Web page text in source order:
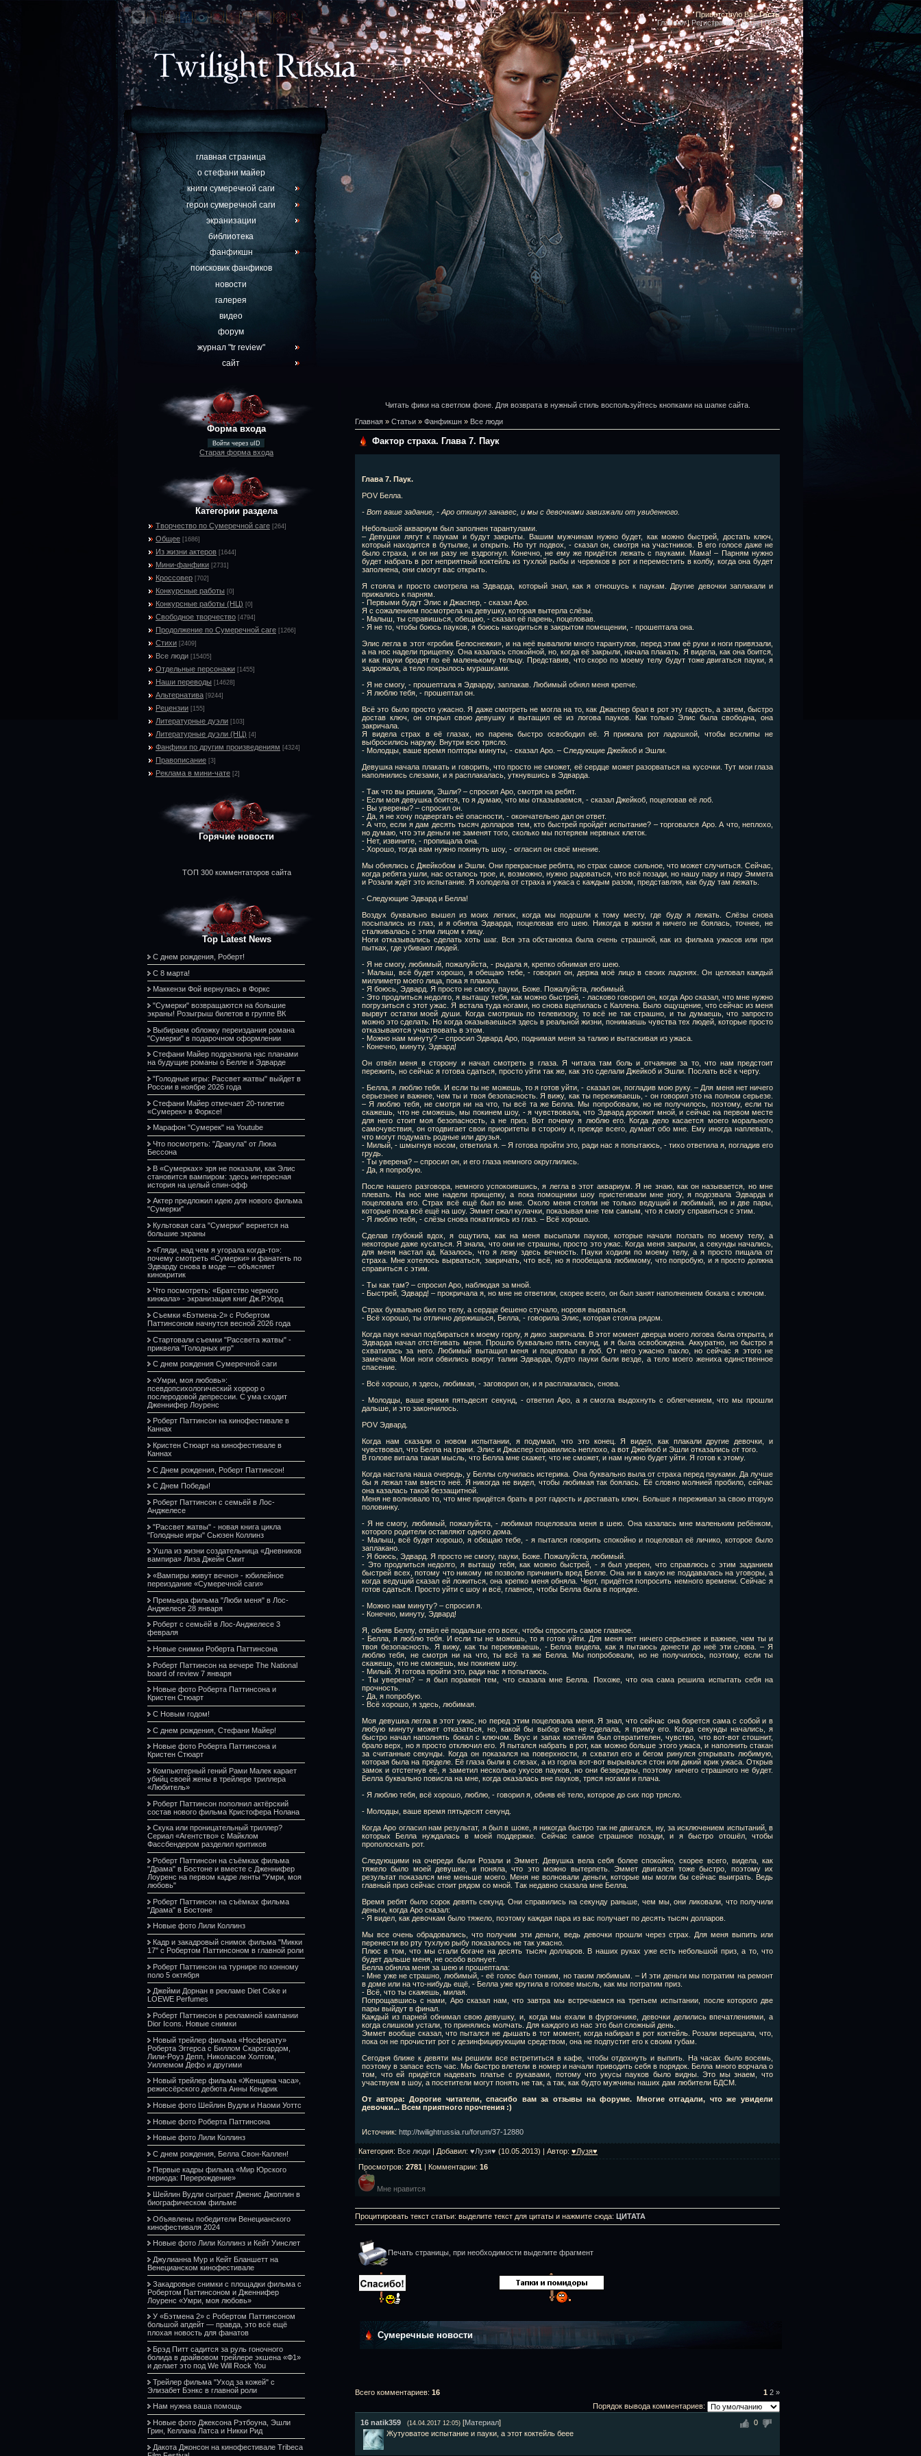
Приветствую Вас Гость
Главная|Регистрация|Вход|RSS
главная страница
о стефани майер
книги сумеречной саги
герои сумеречной саги
экранизации
библиотека
фанфикшн
поисковик фанфиков
новости
галерея
видео
форум
журнал "tr review"
сайт
Форма входа
Войти через uID
Старая форма входа
Категории раздела
Творчество по Сумеречной саге [264]
Общее [1686]
Из жизни актеров [1644]
Мини-фанфики [2731]
Кроссовер [702]
Конкурсные работы [0]
Конкурсные работы (НЦ) [0]
Свободное творчество [4794]
Продолжение по Сумеречной саге [1266]
Стихи [2409]
Все люди [15405]
Отдельные персонажи [1455]
Наши переводы [14628]
Альтернатива [9244]
Рецензии [155]
Литературные дуэли [103]
Литературные дуэли (НЦ) [4]
Фанфики по другим произведениям [4324]
Правописание [3]
Реклама в мини-чате [2]
Горячие новости
ТОП 300 комментаторов сайта
Top Latest News
С днем рождения, Роберт!
С 8 марта!
Маккензи Фой вернулась в Форкс
"Сумерки" возвращаются на большие
экраны! Розыгрыш билетов в группе ВК
Выбираем обложку переиздания романа
"Сумерки" в подарочном оформлении
Стефани Майер подразнила нас планами
на будущие романы о Белле и Эдварде
"Голодные игры: Рассвет жатвы" выйдет в
России в ноябре 2026 года
Стефани Майер отмечает 20-тилетие
«Сумерек» в Форксе!
Марафон "Сумерек" на Youtube
Что посмотреть: "Дракула" от Люка
Бессона
В «Сумерках» зря не показали, как Элис
становится вампиром: здесь интересная
история на целый спин-офф
Актер предложил идею для нового фильма
"Сумерки"
Культовая сага "Сумерки" вернется на
большие экраны
«Гляди, над чем я угорала когда-то»:
почему смотреть «Сумерки» и фанатеть по
Эдварду снова в моде — объясняет
кинокритик
Что посмотреть: «Братство черного
кинжала» - экранизация книг Дж.Р.Уорд
Съемки «Бэтмена-2» с Робертом
Паттинсоном начнутся весной 2026 года
Стартовали съемки "Рассвета жатвы" -
приквела "Голодных игр"
С днем рождения Сумеречной саги
«Умри, моя любовь»:
псевдопсихологический хоррор о
послеродовой депрессии. С ума сходит
Дженнифер Лоуренс
Роберт Паттинсон на кинофестивале в
Каннах
Кристен Стюарт на кинофестивале в
Каннах
С Днем рождения, Роберт Паттинсон!
С Днем Победы!
Роберт Паттинсон с семьёй в Лос-
Анджелесе
"Рассвет жатвы" - новая книга цикла
"Голодные игры" Сьюзен Коллинз
Ушла из жизни создательница «Дневников
вампира» Лиза Джейн Смит
«Вампиры живут вечно» - юбилейное
переиздание «Сумеречной саги»
Премьера фильма "Люби меня" в Лос-
Анджелесе 28 января
Роберт с семьёй в Лос-Анджелесе 3
февраля
Новые снимки Роберта Паттинсона
Роберт Паттинсон на вечере The National
board of review 7 января
Новые фото Роберта Паттинсона и
Кристен Стюарт
С Новым годом!
С днем рождения, Стефани Майер!
Новые фото Роберта Паттинсона и
Кристен Стюарт
Компьютерный гений Рами Малек карает
убийц своей жены в трейлере триллера
«Любитель»
Роберт Паттинсон пополнил актёрский
состав нового фильма Кристофера Нолана
Скука или проницательный триллер?
Сериал «Агентство» с Майклом
Фассбендером разделил критиков
Роберт Паттинсон на съёмках фильма
"Драма" в Бостоне и вместе с Дженнифер
Лоуренс на первом кадре ленты "Умри, моя
любовь"
Роберт Паттинсон на съёмках фильма
"Драма" в Бостоне
Новые фото Лили Коллинз
Кадр и закадровый снимок фильма "Микки
17" с Робертом Паттинсоном в главной роли
Роберт Паттинсон на турнире по конному
поло 5 октября
Джейми Дорнан в рекламе Diet Coke и
LOEWE Perfumes
Роберт Паттинсон в рекламной кампании
Dior Icons. Новые снимки
Новый трейлер фильма «Носферату»
Роберта Эггерса с Биллом Скарсгардом,
Лили-Роуз Депп, Николасом Холтом,
Уиллемом Дефо и другими
Новый трейлер фильма «Женщина часа»,
режиссёрского дебюта Анны Кендрик
Новые фото Шейлин Вудли и Наоми Уоттс
Новые фото Роберта Паттинсона
Новые фото Лили Коллинз
С днем рождения, Белла Свон-Каллен!
Первые кадры фильма «Мир Юрского
периода: Перерождение»
Шейлин Вудли сыграет Дженис Джоплин в
биографическом фильме
Объявлены победители Венецианского
кинофестиваля 2024
Новые фото Лили Коллинз и Кейт Уинслет
Джулианна Мур и Кейт Бланшетт на
Венецианском кинофестивале
Закадровые снимки с площадки фильма с
Робертом Паттинсоном и Дженнифер
Лоуренс «Умри, моя любовь»
У «Бэтмена 2» с Робертом Паттинсоном
большой апдейт — правда, это всё ещё
плохая новость для фанатов
Брэд Питт садится за руль гоночного
болида в драйвовом трейлере экшена «Ф1»
и делает это под We Will Rock You
Трейлер фильма "Уход за кожей" с
Элизабет Бэнкс в главной роли
Нам нужна ваша помощь
Новые фото Джексона Рэтбоуна, Эшли
Грин, Келлана Латса и Никки Рид
Дакота Джонсон на кинофестивале Tribeca
Читать фики на светлом фоне. Для возврата в нужный стиль воспользуйтесь кнопками на шапке сайта.
Главная » Статьи » Фанфикшн » Все люди
Фактор страха. Глава 7. Паук
Глава 7. Паук.
POV Белла.
- Вот ваше задание, - Аро откинул занавес, и мы с девочками завизжали от увиденного.
Небольшой аквариум был заполнен тарантулами.
– Девушки лягут к паукам и будут закрыты. Вашим мужчинам нужно будет, как можно быстрей, достать ключ,
который находится в бутылке, и открыть. Но тут подвох, - сказал он, смотря на участников. В его голосе даже не
было страха, и он ни разу не вздрогнул. Конечно, не ему же придётся лежать с пауками. Мама! – Парням нужно
будет набрать в рот неприятный коктейль из тухлой рыбы и червяков в рот и переместить в колбу, когда она будет
заполнена, они смогут вас открыть.
Я стояла и просто смотрела на Эдварда, который знал, как я отношусь к паукам. Другие девочки заплакали и
прижались к парням.
- Первыми будут Элис и Джаспер, - сказал Аро.
Я с сожалением посмотрела на девушку, которая вытерла слёзы.
- Малыш, ты справишься, обещаю, - сказал её парень, поцеловав.
- Я не то, чтобы боюсь пауков, я боюсь находиться в закрытом помещении, - прошептала она.
Элис легла в этот «гробик Белоснежки», и на неё вывалили много тарантулов, перед этим её руки и ноги привязали,
а на нос надели прищепку. Она казалась спокойной, но, когда её закрыли, начала плакать. Я видела, как она боится,
и как пауки бродят по её маленькому тельцу. Представив, что скоро по моему телу будут тоже двигаться пауки, я
задрожала, а тело покрылось мурашками.
- Я не смогу, - прошептала я Эдварду, заплакав. Любимый обнял меня крепче.
- Я люблю тебя, - прошептал он.
Всё это было просто ужасно. Я даже смотреть не могла на то, как Джаспер брал в рот эту гадость, а затем, быстро
достав ключ, он открыл свою девушку и вытащил её из логова пауков. Как только Элис была свободна, она
закричала.
Я видела страх в её глазах, но парень быстро освободил её. Я прижала рот ладошкой, чтобы всхлипы не
выбросились наружу. Внутри всю трясло.
- Молодцы, ваше время полторы минуты, - сказал Аро. – Следующие Джейкоб и Эшли.
Девушка начала плакать и говорить, что просто не сможет, её сердце может разорваться на кусочки. Тут мои глаза
наполнились слезами, и я расплакалась, уткнувшись в Эдварда.
- Так что вы решили, Эшли? – спросил Аро, смотря на ребят.
- Если моя девушка боится, то я думаю, что мы отказываемся, - сказал Джейкоб, поцеловав её лоб.
- Вы уверены? – спросил он.
- Да, я не хочу подвергать её опасности, - окончательно дал он ответ.
- А что, если я дам десять тысяч долларов тем, кто быстрей пройдёт испытание? – торговался Аро. А что, неплохо,
но думаю, что эти деньги не заменят того, сколько мы потеряем нервных клеток.
- Нет, извините, - пропищала она.
- Хорошо, тогда вам нужно покинуть шоу, - огласил он своё мнение.
Мы обнялись с Джейкобом и Эшли. Они прекрасные ребята, но страх самое сильное, что может случиться. Сейчас,
когда ребята ушли, нас осталось трое, и, возможно, нужно радоваться, что всё позади, но нашу пару и пару Эммета
и Розали ждёт это испытание. Я холодела от страха и ужаса с каждым разом, представляя, как буду там лежать.
- Следующие Эдвард и Белла!
Воздух буквально вышел из моих легких, когда мы подошли к тому месту, где буду я лежать. Слёзы снова
посыпались из глаз, и я обняла Эдварда, поцеловав его шею. Никогда в жизни я ничего не боялась, точнее, не
сталкивалась с этим лицом к лицу.
Ноги отказывались сделать хоть шаг. Вся эта обстановка была очень страшной, как из фильма ужасов или при
пытках, где убивают людей.
- Я не смогу, любимый, пожалуйста, - рыдала я, крепко обнимая его шею.
- Малыш, всё будет хорошо, я обещаю тебе, - говорил он, держа моё лицо в своих ладонях. Он целовал каждый
миллиметр моего лица, пока я плакала.
- Я боюсь, Эдвард. Я просто не смогу, пауки, Боже. Пожалуйста, любимый.
- Это продлиться недолго, я вытащу тебя, как можно быстрей, - ласково говорил он, когда Аро сказал, что мне нужно
погрузиться с этот ужас. Я встала туда ногами, но снова вцепилась с Каллена. Было ощущение, что сейчас из меня
вырвут остатки моей души. Когда смотришь по телевизору, то всё не так страшно, и ты думаешь, что запросто
можно это сделать. Но когда оказываешься здесь в реальной жизни, понимаешь чувства тех людей, которые просто
отказываются участвовать в этом.
- Можно нам минуту? – спросил Эдвард Аро, поднимая меня за талию и вытаскивая из ужаса.
- Конечно, минуту, Эдвард!
Он отвёл меня в сторону и начал смотреть в глаза. Я читала там боль и отчаяние за то, что нам предстоит
пережить, но сейчас я готова сдаться, просто уйти так же, как это сделали Джейкоб и Эшли. Послать всё к черту.
- Белла, я люблю тебя. И если ты не можешь, то я готов уйти, - сказал он, погладив мою руку. – Для меня нет ничего
серьезнее и важнее, чем ты и твоя безопасность. Я вижу, как ты переживаешь, - он говорил это на полном серьезе.
– Я люблю тебя, не смотря ни на что, ты всё та же Белла. Мы попробовали, но не получилось, поэтому, если ты
скажешь, что не сможешь, мы покинем шоу, - я чувствовала, что Эдвард дорожит мной, и сейчас на первом месте
для него стоит моя безопасность, а не приз. Вот почему я люблю его. Когда дело касается моего морального
самочувствия, он отодвигает свои приоритеты в сторону и, прежде всего, думает обо мне. Ему иногда наплевать,
что могут подумать родные или друзья.
- Милый, - шмыгнув носом, ответила я. – Я готова пройти это, ради нас я попытаюсь, - тихо ответила я, погладив его
грудь.
- Ты уверена? – спросил он, и его глаза немного округлились.
- Да, я попробую.
После нашего разговора, немного успокоившись, я легла в этот аквариум. Я не знаю, как он называется, но мне
плевать. На нос мне надели прищепку, а пока помощники шоу пристегивали мне ногу, я подозвала Эдварда и
поцеловала его. Страх всё ещё был во мне. Около меня стояли не только ведущий и любимый, но и две пары,
которые пока всё ещё на шоу. Эммет сжал кулачки, показывая мне тем самым, что я смогу справиться с этим.
- Я люблю тебя, - слёзы снова покатились из глаз. – Всё хорошо.
Сделав глубокий вдох, я ощутила, как на меня высыпали пауков, которые начали ползать по моему телу, а
некоторые даже кусаться. Я знала, что они не страшны, просто это ужас. Когда меня закрыли, а секунды начались,
для меня настал ад. Казалось, что я лежу здесь вечность. Пауки ходили по моему телу, а я просто пищала от
страха. Мне хотелось вырваться, закричать, что всё, но я пообещала любимому, что попробую, и я просто должна
справиться с этим.
- Ты как там? – спросил Аро, наблюдая за мной.
- Быстрей, Эдвард! – прокричала я, но мне не ответили, скорее всего, он был занят наполнением бокала с ключом.
Страх буквально бил по телу, а сердце бешено стучало, норовя вырваться.
- Всё хорошо, ты отлично держишься, Белла, - говорила Элис, которая стояла рядом.
Когда паук начал подбираться к моему горлу, я дико закричала. В этот момент дверца моего логова была открыта, и
Эдварда начал отстёгивать меня. Прошло буквально пять секунд, и я была освобождена. Аккуратно, но быстро я
схватилась за него. Любимый вытащил меня и поцеловал в лоб. От него ужасно пахло, но сейчас я этого не
замечала. Мои ноги обвились вокруг талии Эдварда, будто пауки были везде, а тело моего жениха единственное
спасение.
- Всё хорошо, я здесь, любимая, - заговорил он, и я расплакалась, снова.
- Молодцы, ваше время пятьдесят секунд, - ответил Аро, а я смогла выдохнуть с облегчением, что мы прошли
дальше, и это закончилось.
POV Эдвард.
Когда нам сказали о новом испытании, я подумал, что это конец. Я видел, как плакали другие девочки, и
чувствовал, что Белла на грани. Элис и Джаспер справились неплохо, а вот Джейкоб и Эшли отказались от того.
В голове витала такая мысль, что Белла мне скажет, что не сможет, и нам нужно будет уйти. Я готов к этому.
Когда настала наша очередь, у Беллы случилась истерика. Она буквально выла от страха перед пауками. Да лучше
бы я лежал там вместо неё. Я никогда не видел, чтобы любимая так боялась. Её словно молнией пробило, сейчас
она казалась такой беззащитной.
Меня не волновало то, что мне придётся брать в рот гадость и доставать ключ. Больше я переживал за свою вторую
половинку.
- Я не смогу, любимый, пожалуйста, - любимая поцеловала меня в шею. Она казалась мне маленьким ребёнком,
которого родители оставляют одного дома.
- Малыш, всё будет хорошо, я обещаю тебе, - я пытался говорить спокойно и поцеловал её личико, которое было
заплакано.
- Я боюсь, Эдвард. Я просто не смогу, пауки, Боже. Пожалуйста, любимый.
- Это продлиться недолго, я вытащу тебя, как можно быстрей, - я был уверен, что справлюсь с этим заданием
быстрей всех, потому что никому не позволю причинить вред Белле. Она ни в какую не поддавалась на уговоры, а
когда ведущий сказал ей ложиться, она крепко меня обняла. Черт, придётся попросить немного времени. Сейчас я
готов сдаться. Просто уйти с шоу и всё, главное, чтобы Белла была в порядке.
- Можно нам минуту? – спросил я.
- Конечно, минуту, Эдвард!
Я, обняв Беллу, отвёл её подальше ото всех, чтобы спросить самое главное.
- Белла, я люблю тебя. И если ты не можешь, то я готов уйти. Для меня нет ничего серьезнее и важнее, чем ты и
твоя безопасность. Я вижу, как ты переживаешь, - Белла видела, как я пытаюсь донести до неё эти слова. – Я
люблю тебя, не смотря ни на что, ты всё та же Белла. Мы попробовали, но не получилось, поэтому, если ты
скажешь, что не сможешь, мы покинем шоу.
- Милый. Я готова пройти это, ради нас я попытаюсь.
- Ты уверена? – я был поражен тем, что сказала мне Белла. Похоже, что она сама решила испытать себя на
прочность.
- Да, я попробую.
- Всё хорошо, я здесь, любимая.
Моя девушка легла в этот ужас, но перед этим поцеловала меня. Я знал, что сейчас она борется сама с собой и в
любую минуту может отказаться, но, какой бы выбор она не сделала, я приму его. Когда секунды начались, я
быстро начал наполнять бокал с ключом. Вкус и запах коктейля был отвратителен, чувство, что вот-вот стошнит,
брало верх, но я просто отключил его. Я пытался набрать в рот, как можно больше этого ужаса, и наполнить стакан
за считанные секунды. Когда он показался на поверхности, я схватил его и бегом ринулся открывать любимую,
которая была на пределе. Её глаза были в слезах, а из горла вот-вот вырывался стон или дикий крик ужаса. Открыв
замок и отстегнув её, я заметил несколько укусов пауков, но они безвредны, поэтому ничего страшного не будет.
Белла буквально повисла на мне, когда оказалась вне пауков, тряся ногами и плача.
- Я люблю тебя, всё хорошо, люблю, - говорил я, обняв её тело, которое до сих пор трясло.
- Молодцы, ваше время пятьдесят секунд.
Когда Аро огласил нам результат, я был в шоке, я никогда быстро так не двигался, ну, за исключением испытаний, в
которых Белла нуждалась в моей поддержке. Сейчас самое страшное позади, и я быстро отошёл, чтобы
прополоскать рот.
Следующими на очереди были Розали и Эммет. Девушка вела себя более спокойно, скорее всего, видела, как
тяжело было моей девушке, и поняла, что это можно вытерпеть. Эммет двигался тоже быстро, поэтому их
результат показался мне меньше моего. Меня не волновали деньги, которые мы могли бы сейчас выиграть. Ведь
главный приз сейчас стоит рядом со мной. Так недавно сказала мне Белла.
Время ребят было сорок девять секунд. Они справились на секунду раньше, чем мы, они ликовали, что получили
деньги, когда Аро сказал:
- Я видел, как девочкам было тяжело, поэтому каждая пара из вас получает по десять тысяч долларов.
Мы все очень обрадовались, что получим эти деньги, ведь девочки прошли через страх. Для меня выпить или
перенести во рту тухлую рыбу показалось не так ужасно.
Плюс в том, что мы стали богаче на десять тысяч долларов. В наших руках уже есть небольшой приз, а то, что
будет дальше меня, не особо волнует.
Белла обняла меня за шею и прошептала:
- Мне уже не страшно, любимый, - её голос был тонким, но таким любимым. – И эти деньги мы потратим на ремонт
в доме или на что-нибудь ещё, - Белла уже крутила в голове мысль, как мы потратим приз.
- Всё, что ты скажешь, милая.
Попрощавшись с нами, Аро сказал нам, что завтра мы встречаемся на третьем испытании, после которого две
пары выйдут в финал.
Каждый из парней обнимал свою девушку, и, когда мы ехали в фургончике, девочки делились впечатлениями, а
когда слишком устали, то принялись молчать. Для каждого из нас это был сложный день.
Эммет вообще сказал, что пытался не дышать в тот момент, когда набирал в рот коктейль. Розали верещала, что,
пока он не прочистит рот с дезинфицирующим средством, она не подпустит его к своим губам.
Сегодня ближе к девяти мы решили все встретиться в кафе, чтобы отдохнуть и выпить. На часах было восемь,
поэтому в запасе есть час. Мы быстро влетели в номер и начали приводить себя в порядок. Белла много ворчала о
том, что ей придётся надевать платье с рукавами, потому что укусы пауков было видны. Это мы знаем, что
участвуем в шоу, а посетители могут понять не так, а так, как будто мужчины наших дам любители БДСМ.
От автора: Дорогие читатели, спасибо вам за отзывы на форуме. Многие отгадали, что же увидели
девочки... Всем приятного прочтения :)
Источник: http://twilightrussia.ru/forum/37-12880
Категория: Все люди | Добавил: ♥Лузя♥ (10.05.2013) | Автор: ♥Лузя♥
Просмотров: 2781 | Комментарии: 16
Мне нравится
Процитировать текст статьи: выделите текст для цитаты и нажмите сюда: ЦИТАТА
Печать страницы, при необходимости выделите фрагмент
Сумеречные новости
Всего комментариев: 16 1 2 »
Порядок вывода комментариев:
0
16 natik359 (14.04.2017 12:05) [Материал]
Жутуоватое испытание и пауки, а этот коктейль беее